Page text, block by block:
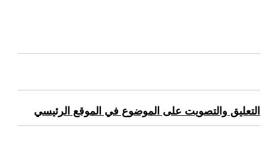
التعليق والتصويت على الموضوع في الموقع الرئيسي